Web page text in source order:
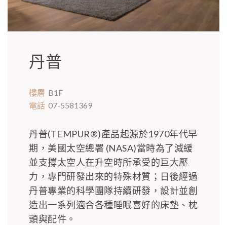
丹普
樓層 B1F
電話 07-5581369
丹普(TEMPUR®)產品起源於1970年代早
期，美國太空總署 (NASA)當時為了減緩
並支撐太空人在升空時所承受的巨大壓
力，專門研發出來的特殊材質；日後經過
丹普專業的科學團隊持續研發，設計並創
造出一系列適合各種睡眠喜好的床墊、枕
頭與配件。